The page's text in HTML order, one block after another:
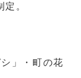
。
」・町の花